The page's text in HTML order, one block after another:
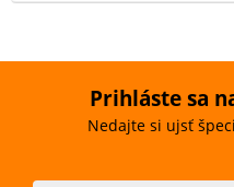
Prihláste sa
Nedajte si ujsť